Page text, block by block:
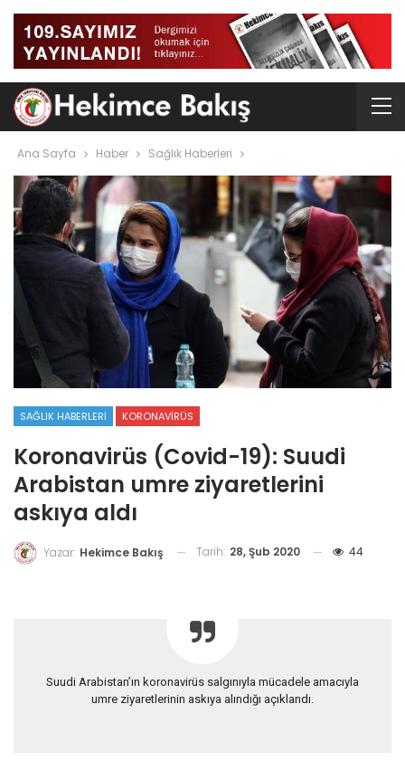
Ana Sayfa Haber Sağlık Haberleri
SAĞLIK HABERLERI KORONAVIRÜS
Koronavirüs (Covid-19): Suudi
Arabistan umre ziyaretlerini
askıya aldı
Yazar: Hekimce Bakış Tarih: 28, Şub 2020 44
Suudi Arabistan’ın koronavirüs salgınıyla mücadele amacıyla
umre ziyaretlerinin askıya alındığı açıklandı.